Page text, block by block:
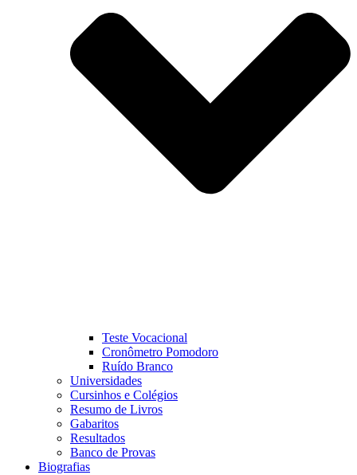
Teste Vocacional
Cronômetro Pomodoro
Ruído Branco
Universidades
Cursinhos e Colégios
Resumo de Livros
Gabaritos
Resultados
Banco de Provas
Biografias